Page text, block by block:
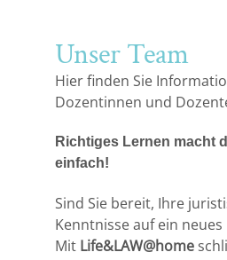
Unser Team
Hier finden Sie
Dozentinnen und
Richtiges Lernen macht
einfach!
Sind Sie bereit, Ihre
Kenntnisse auf ein neues
Mit Life&LAW@home
Mannheim
Marburg
München
Osnabrück